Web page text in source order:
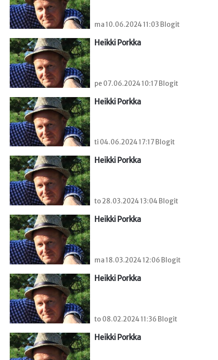
ma 10.06.2024 11:03 Blogit
Heikki Porkka
pe 07.06.2024 10:17 Blogit
Heikki Porkka
ti 04.06.2024 17:17 Blogit
Heikki Porkka
to 28.03.2024 13:04 Blogit
Heikki Porkka
ma 18.03.2024 12:06 Blogit
Heikki Porkka
to 08.02.2024 11:36 Blogit
Heikki Porkka